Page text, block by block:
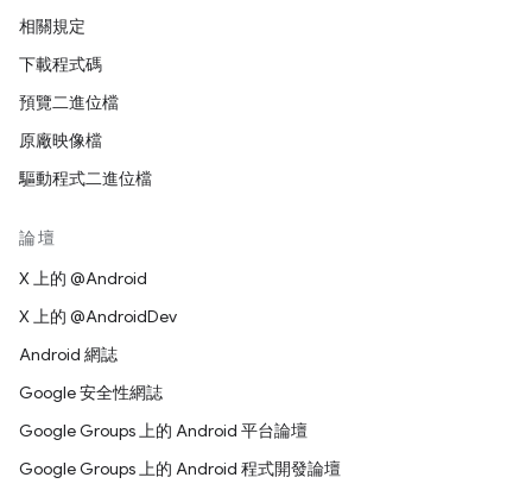
相關規定
下載程式碼
預覽二進位檔
原廠映像檔
驅動程式二進位檔
論壇
X 上的 @Android
X 上的 @AndroidDev
Android 網誌
Google 安全性網誌
Google Groups 上的 Android 平台論壇
Google Groups 上的 Android 程式開發論壇